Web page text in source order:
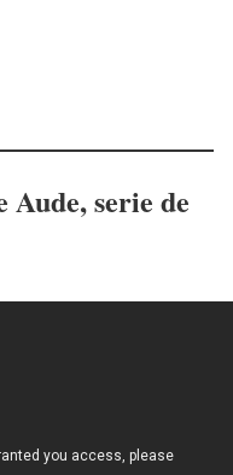
Aude, serie de